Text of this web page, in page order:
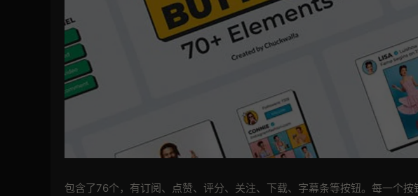
包含了76个，有订阅、点赞、评分、关注、下载、字幕条等按钮。每一个